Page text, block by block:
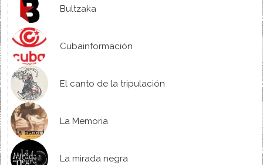
Bultzaka
Cubainformación
El canto de la tripulación
La Memoria
La mirada negra